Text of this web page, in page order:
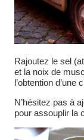
Rajoutez le sel
et la noix de
l’obtention d’une
N’hésitez pas à
pour assouplir la